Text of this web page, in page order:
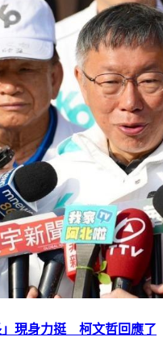
」現身力挺 柯文哲回應了